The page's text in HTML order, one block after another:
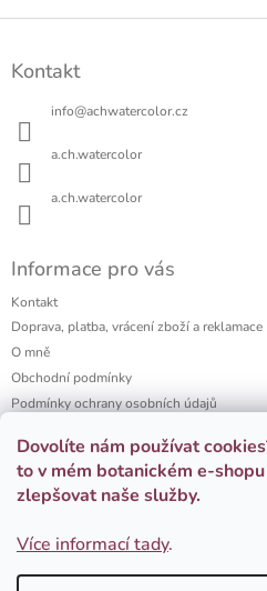
Dovolíte nám používat
to v mém botanickém e-
zlepšovat naše služby.
Více informací tady.
c
á
Kontakt
info@achwatercolor.cz
a.ch.watercolor
a.ch.watercolor
Informace pro vás
Kontakt
Doprava, platba, vrácení zboží a reklamace
O mně
Obchodní podmínky
Podmínky ochrany osobních údajů
Firemní dárky